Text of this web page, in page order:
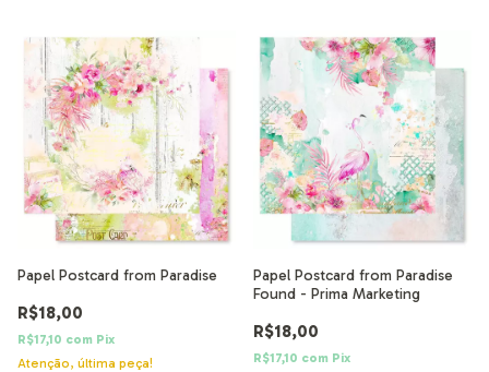
Papel Postcard from Paradise
R$18,00
R$17,10 com Pix
Atenção, última peça!
Papel Postcard from Paradise
Found - Prima Marketing
R$18,00
R$17,10 com Pix